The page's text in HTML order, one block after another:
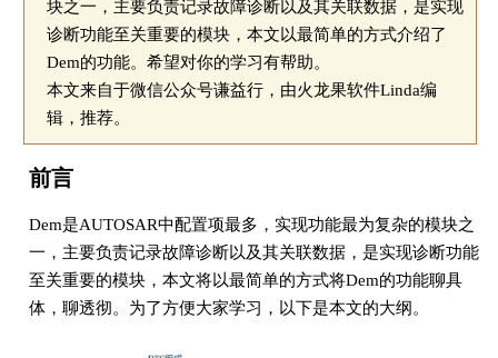
块之一，主要负责记录故障诊断以及其关联数据，是实现
诊断功能至关重要的模块，本文以最简单的方式介绍了
Dem的功能。希望对你的学习有帮助。
本文来自于微信公众号谦益行，由火龙果软件Linda编
辑，推荐。
前言
Dem是AUTOSAR中配置项最多，实现功能最为复杂的模块之
一，主要负责记录故障诊断以及其关联数据，是实现诊断功能
至关重要的模块，本文将以最简单的方式将Dem的功能聊具
体，聊透彻。为了方便大家学习，以下是本文的大纲。